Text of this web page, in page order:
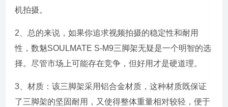
机拍摄。
2、总的来说，如果你追求视频拍摄的稳定性和耐用
性，数魅SOULMATE S-M9三脚架无疑是一个明智的选
择。尽管市场上可能存在竞争，但好用才是硬道理。
3、材质：该三脚架采用铝合金材质，这种材质既保证
了三脚架的坚固耐用，又使得整体重量相对较轻，便于